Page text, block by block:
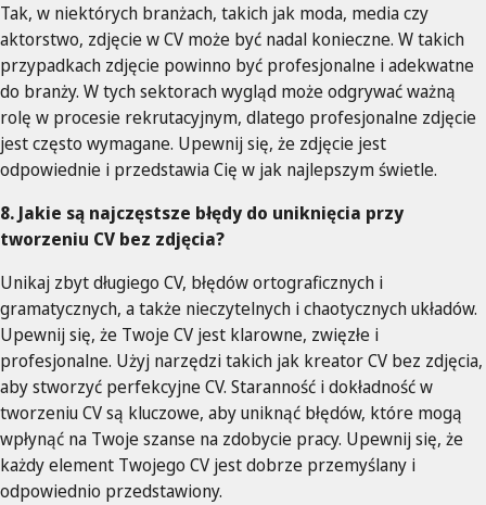
Tak, w niektórych branżach, takich jak moda, media czy
aktorstwo, zdjęcie w CV może być nadal konieczne. W takich
przypadkach zdjęcie powinno być profesjonalne i adekwatne
do branży. W tych sektorach wygląd może odgrywać ważną
rolę w procesie rekrutacyjnym, dlatego profesjonalne zdjęcie
jest często wymagane. Upewnij się, że zdjęcie jest
odpowiednie i przedstawia Cię w jak najlepszym świetle.
8. Jakie są najczęstsze błędy do uniknięcia przy
tworzeniu CV bez zdjęcia?
Unikaj zbyt długiego CV, błędów ortograficznych i
gramatycznych, a także nieczytelnych i chaotycznych układów.
Upewnij się, że Twoje CV jest klarowne, zwięzłe i
profesjonalne. Użyj narzędzi takich jak kreator CV bez zdjęcia,
aby stworzyć perfekcyjne CV. Staranność i dokładność w
tworzeniu CV są kluczowe, aby uniknąć błędów, które mogą
wpłynąć na Twoje szanse na zdobycie pracy. Upewnij się, że
każdy element Twojego CV jest dobrze przemyślany i
odpowiednio przedstawiony.